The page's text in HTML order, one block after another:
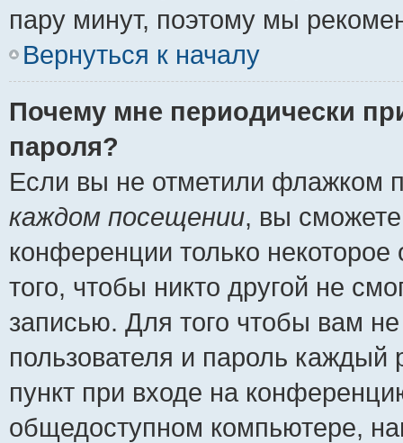
пару минут, поэтому мы
Вернуться к началу
Почему мне периодически
пароля?
Если вы не отметили флажком
каждом посещении, вы
конференции только
того, чтобы никто другой не
записью. Для того чтобы вам
пользователя и пароль
пункт при входе на
общедоступном компьютере,